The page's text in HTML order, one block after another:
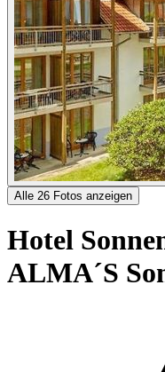
Alle 26 Fotos anzeigen
Hotel
ALMA´S